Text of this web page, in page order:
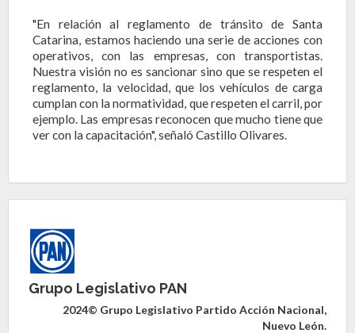
"En relación al reglamento de tránsito de Santa
Catarina, estamos haciendo una serie de acciones con
operativos, con las empresas, con transportistas.
Nuestra visión no es sancionar sino que se respeten el
reglamento, la velocidad, que los vehículos de carga
cumplan con la normatividad, que respeten el carril, por
ejemplo. Las empresas reconocen que mucho tiene que
ver con la capacitación", señaló Castillo Olivares.
Grupo Legislativo PAN
2024© Grupo Legislativo Partido Acción Nacional,
Nuevo León.